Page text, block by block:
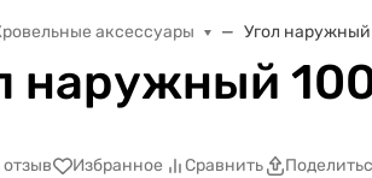
аксессуары Угол
наружный
Избранное Сравнить